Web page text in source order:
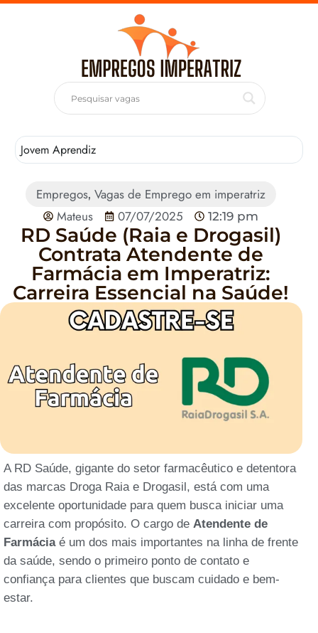
Jovem Aprendiz
Empregos,Vagas de Emprego em imperatriz
Mateus
07/07/2025 12:19 pm
RD Saúde (Raia e Drogasil)
Contrata Atendente de
Farmácia em Imperatriz:
Carreira Essencial na Saúde!
A RD Saúde, gigante do setor farmacêutico e detentora
das marcas Droga Raia e Drogasil, está com uma
excelente oportunidade para quem busca iniciar uma
carreira com propósito. O cargo de Atendente de
Farmáciaé um dos mais importantes na linha de frente
da saúde, sendo o primeiro ponto de contato e
confiança para clientes que buscam cuidado e bem-
estar.